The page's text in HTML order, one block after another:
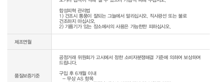
합성피혁 관리법
1) 건조시 통풍이 잘되는 그늘에서 말리십시오. 직사광선 또는 불로
건조하지 마십시오.
제조연월
품질보증기준
공정거래 위원회가 고시에서 정한 소비자분쟁해결 기준에 의하여 보상하여
드립니다.
구입 후 6개월 이내
  - 무상 AS 항목